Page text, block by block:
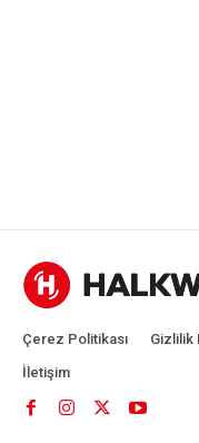
Çerez Politikası Gizlilik
İletişim